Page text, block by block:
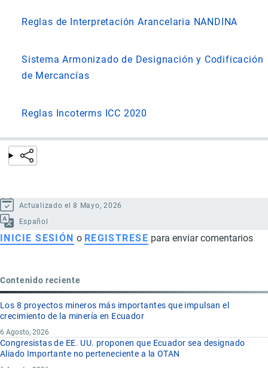
Reglas de Interpretación Arancelaria NANDINA
Sistema Armonizado de Designación y Codificación
de Mercancías
Reglas Incoterms ICC 2020
Actualizado el 8 Mayo, 2026
Español
INICIE SESIÓN o REGISTRESE para enviar comentarios
Contenido reciente
Los 8 proyectos mineros más importantes que impulsan el
crecimiento de la minería en Ecuador
6 Agosto, 2026
Congresistas de EE. UU. proponen que Ecuador sea designado
Aliado Importante no perteneciente a la OTAN